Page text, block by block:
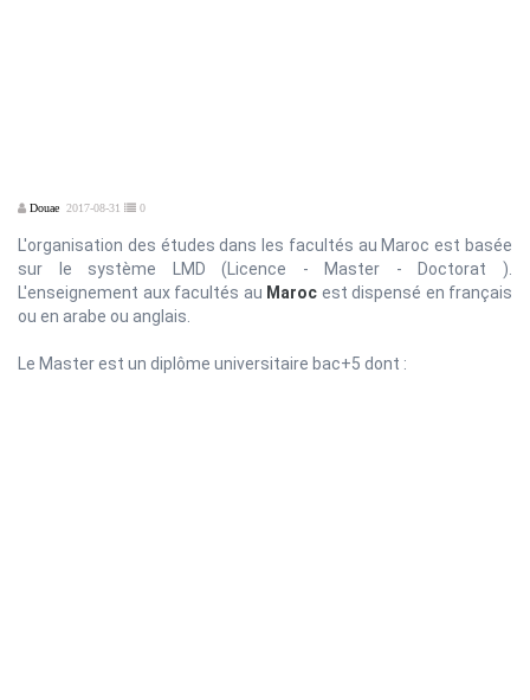
Douae 2017-08-31 0
L'organisation des études dans les facultés au Maroc est basée
sur le système LMD (Licence - Master - Doctorat ).
L'enseignement aux facultés au Maroc est dispensé en français
ou en arabe ou anglais.
Le Master est un diplôme universitaire bac+5 dont :